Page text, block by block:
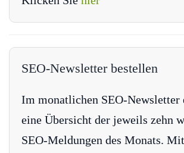
SEO-Newsletter bestellen
Im monatlichen SEO-Newsletter
eine Übersicht der jeweils zehn
SEO-Meldungen des Monats.